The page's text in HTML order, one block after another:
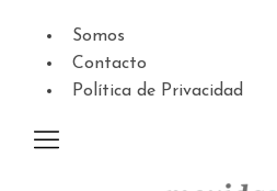
Somos
Contacto
Política de Privacidad